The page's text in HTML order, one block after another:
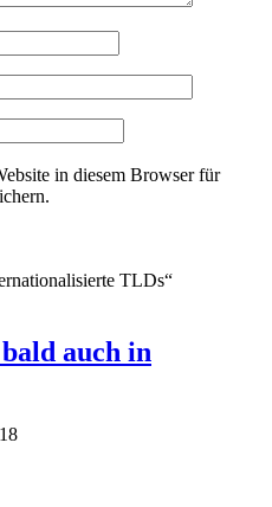
in diesem Browser für
TLDs“
auch in